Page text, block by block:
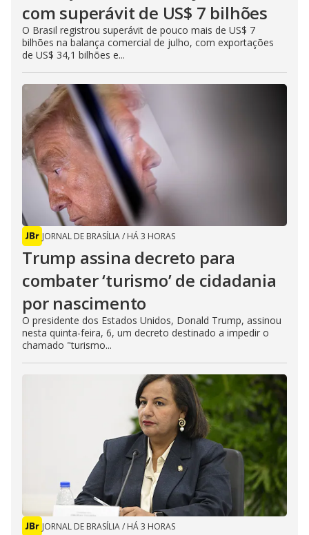
com superávit de US$ 7 bilhões
O Brasil registrou superávit de pouco mais de US$ 7
bilhões na balança comercial de julho, com exportações
de US$ 34,1 bilhões e...
JORNAL DE BRASÍLIA/ HÁ 3 HORAS
Trump assina decreto para
combater ‘turismo’ de cidadania
por nascimento
O presidente dos Estados Unidos, Donald Trump, assinou
nesta quinta-feira, 6, um decreto destinado a impedir o
chamado "turismo...
JORNAL DE BRASÍLIA/ HÁ 3 HORAS